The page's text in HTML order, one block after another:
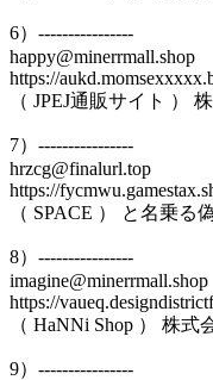
6）----------------
happy@minerrmall.shop
https://
（ JPEJ通販サイト ）
7）----------------
hrzcg@finalurl.top
https://
（ SPACE ） と名乗る
8）----------------
imagine@minerrmall.shop
https://
（ HaNNi Shop ） 株
9）----------------